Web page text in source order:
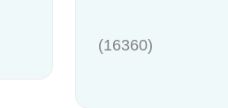
(16360)